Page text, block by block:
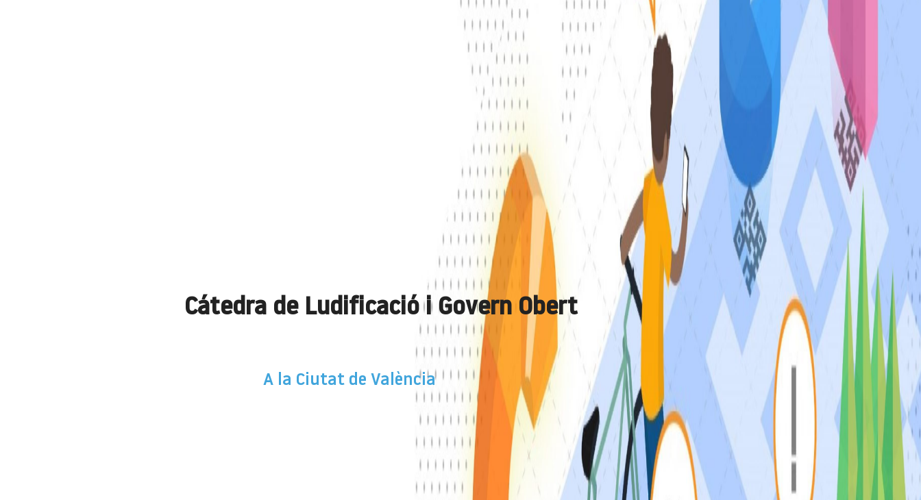
Cátedra de Ludificació i Govern Obert
A la Ciutat de València